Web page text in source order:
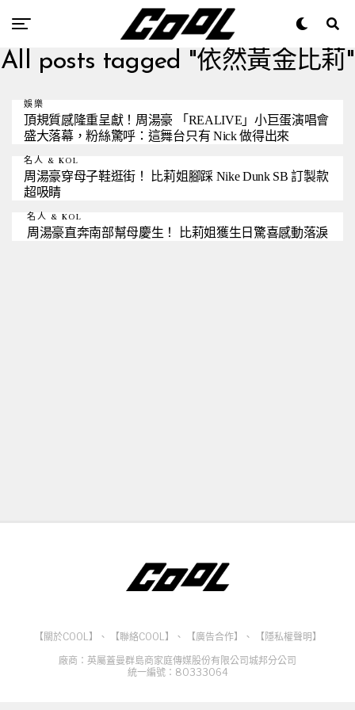
All posts tagged "依然黃金比莉"
娛樂
頂規質感隆重呈獻！周湯豪 「REALIVE」小巨蛋演唱會
盛大落幕，粉絲驚呼：這舞台只有 Nick 做得出來
名人 & KOL
周湯豪穿母子鞋逛街！ 比莉姐腳踩 Nike Dunk SB 訂製款
超吸睛
名人 & KOL
周湯豪直奔南部幫母慶生！ 比莉姐獲生日驚喜感動落淚
【關於COOL】 、 【聯絡COOL】 、 【廣告合作】 、
【隱私權聲明】
廠商：英屬蓋曼群島商家庭傳媒股份有限公司城邦分公司
統一編號：80333064